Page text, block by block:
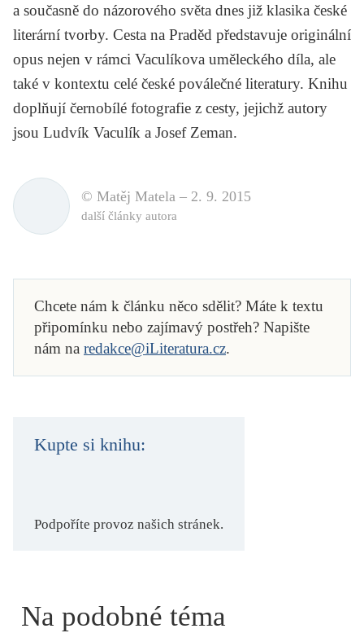
a současně do názorového světa dnes již klasika české
literární tvorby. Cesta na Praděd představuje originální
opus nejen v rámci Vaculíkova uměleckého díla, ale
také v kontextu celé české poválečné literatury. Knihu
doplňují černobílé fotografie z cesty, jejichž autory
jsou Ludvík Vaculík a Josef Zeman.
© Matěj Matela – 2. 9. 2015
další články autora
Chcete nám k článku něco sdělit? Máte k textu
připomínku nebo zajímavý postřeh? Napište
nám na redakce@iLiteratura.cz.
Kupte si knihu:
Podpoříte provoz našich stránek.
Na podobné téma